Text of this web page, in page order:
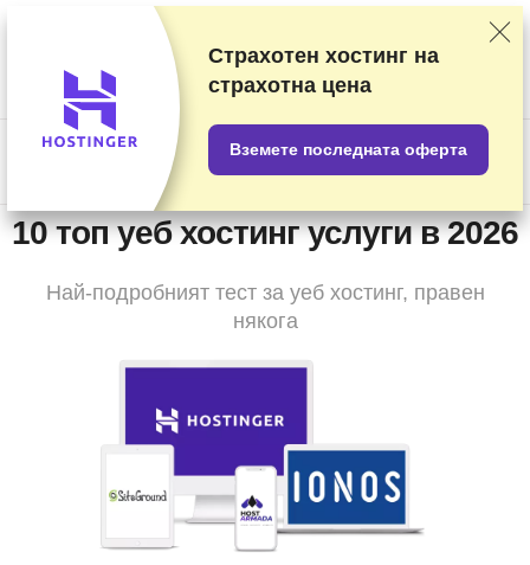
Класираме доставчиците на базата на подробни тестове и
проучвания, но също така вземаме предвид вашите отзиви и
търговски си споразумения с различните доставчици. Тази
страница съдържа партньорски връзки.Разкриване на
реклама.
US$
10 топ уеб хостинг услуги в 2026
Най-подробният тест за уеб хостинг, правен
някога
Страхотен хостинг на
страхотна цена
Вземете последната оферта